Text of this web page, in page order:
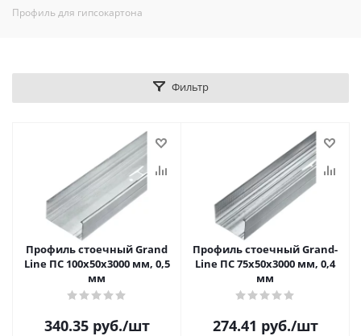
Профиль для гипсокартона
Фильтр
Профиль стоечный Grand
Line ПС 100х50х3000 мм, 0,5
мм
340.35руб./шт
Профиль стоечный Grand-
Line ПС 75х50х3000 мм, 0,4
мм
274.41 руб./шт